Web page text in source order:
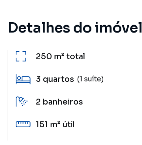
Detalhes do imóvel
250 m²total
3 quartos (1 suíte)
2 banheiros
151 m² útil